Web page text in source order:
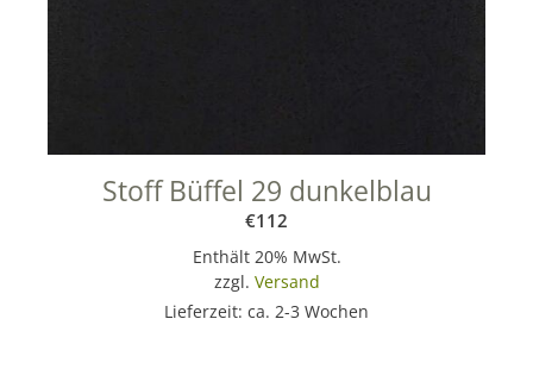
Stoff Büffel 29 dunkelblau
€112
Enthält 20% MwSt.
zzgl. Versand
Lieferzeit: ca. 2-3 Wochen